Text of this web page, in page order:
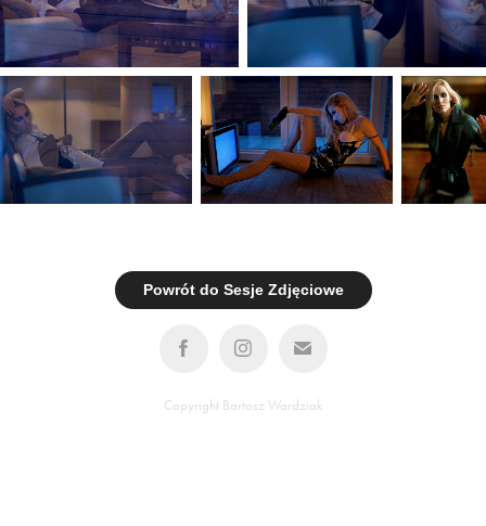
Powrót do Sesje Zdjęciowe
Copyright Bartosz Wardziak